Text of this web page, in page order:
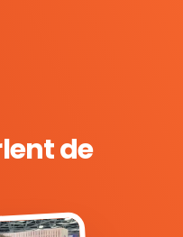
de